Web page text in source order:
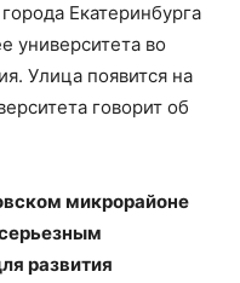
Екатеринбурга
университета во
Улица появится на
говорит об
микрорайоне
развития